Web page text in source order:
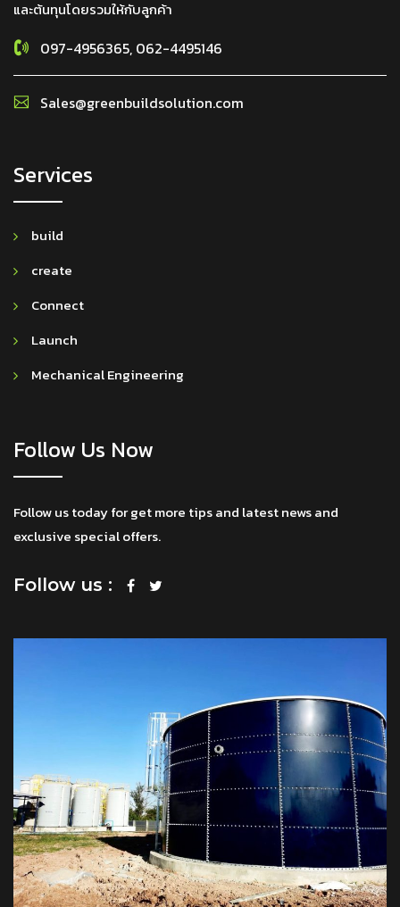
และต้นทุนโดยรวมให้กับลูกค้า
097-4956365, 062-4495146
Sales@greenbuildsolution.com
Services
build
create
Connect
Launch
Mechanical Engineering
Follow Us Now
Follow us today for get more tips and latest news and
exclusive special offers.
Follow us :
โทร
แชทผ่าน Facebook